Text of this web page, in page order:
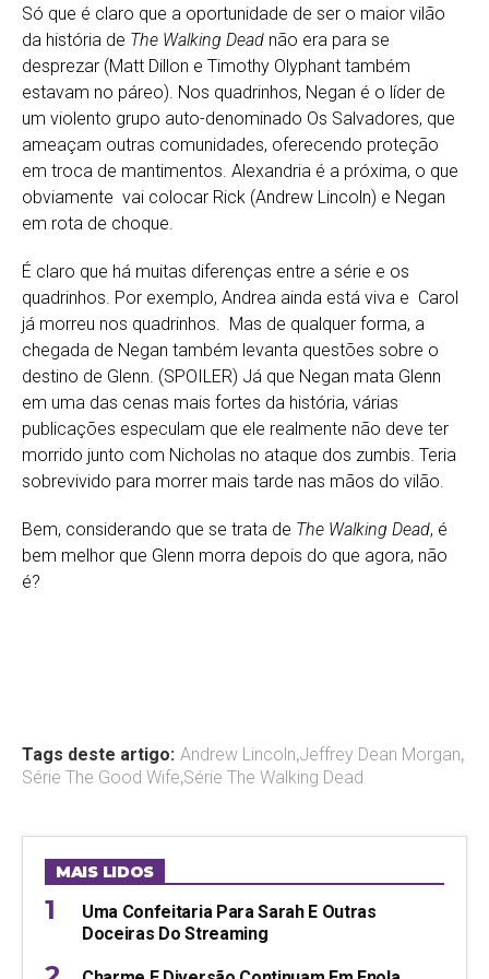
Só que é claro que a oportunidade de ser o maior vilão
da história de The Walking Dead não era para se
desprezar (Matt Dillon e Timothy Olyphant também
estavam no páreo). Nos quadrinhos, Negan é o líder de
um violento grupo auto-denominado Os Salvadores, que
ameaçam outras comunidades, oferecendo proteção
em troca de mantimentos. Alexandria é a próxima, o que
obviamente vai colocar Rick (Andrew Lincoln) e Negan
em rota de choque.
É claro que há muitas diferenças entre a série e os
quadrinhos. Por exemplo, Andrea ainda está viva e Carol
já morreu nos quadrinhos. Mas de qualquer forma, a
chegada de Negan também levanta questões sobre o
destino de Glenn. (SPOILER) Já que Negan mata Glenn
em uma das cenas mais fortes da história, várias
publicações especulam que ele realmente não deve ter
morrido junto com Nicholas no ataque dos zumbis. Teria
sobrevivido para morrer mais tarde nas mãos do vilão.
Bem, considerando que se trata de The Walking Dead, é
bem melhor que Glenn morra depois do que agora, não
é?
Tags deste artigo: Andrew Lincoln,Jeffrey Dean Morgan,
Série The Good Wife,Série The Walking Dead
MAIS LIDOS
Uma Confeitaria Para Sarah E Outras
Doceiras Do Streaming